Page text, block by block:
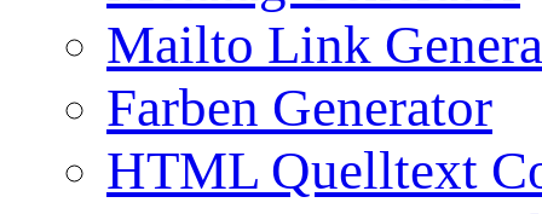
Mailto Link
Farben Generator
HTML Quelltext